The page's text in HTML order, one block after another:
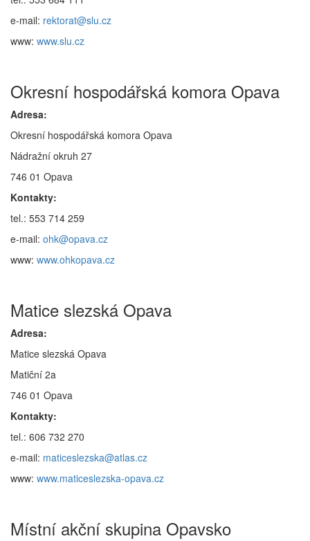
e-mail: rektorat@slu.cz
www: www.slu.cz
Okresní hospodářská komora Opava
Adresa:
Okresní hospodářská komora Opava
Nádražní okruh 27
746 01 Opava
Kontakty:
tel.: 553 714 259
e-mail: ohk@opava.cz
www: www.ohkopava.cz
Matice slezská Opava
Adresa:
Matice slezská Opava
Matiční 2a
746 01 Opava
Kontakty:
tel.: 606 732 270
e-mail: maticeslezska@atlas.cz
www: www.maticeslezska-opava.cz
Místní akční skupina Opavsko